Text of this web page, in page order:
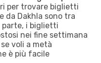
per trovare biglietti
da Dakhla sono tra
parte, i biglietti
nei fine settimana
voli a metà
è più facile